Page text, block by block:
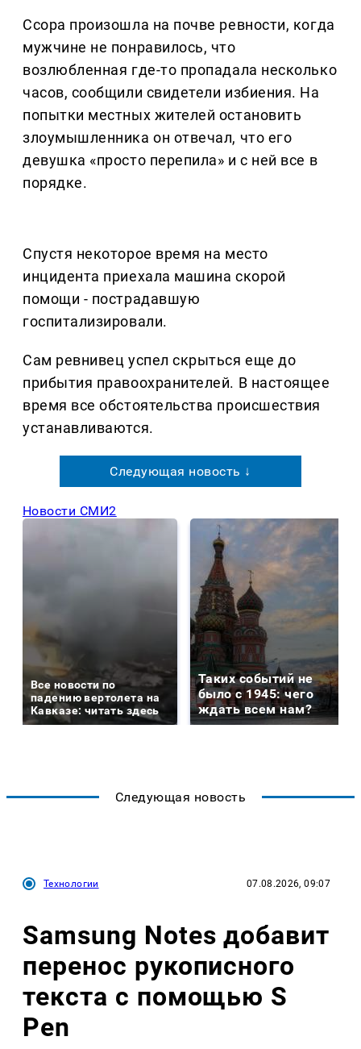
Ссора произошла на почве ревности, когда
мужчине не понравилось, что
возлюбленная где-то пропадала несколько
часов, сообщили свидетели избиения. На
попытки местных жителей остановить
злоумышленника он отвечал, что его
девушка «просто перепила» и с ней все в
порядке.
Спустя некоторое время на место
инцидента приехала машина скорой
помощи - пострадавшую
госпитализировали.
Сам ревнивец успел скрыться еще до
прибытия правоохранителей. В настоящее
время все обстоятельства происшествия
устанавливаются.
Следующая новость ↓
Новости СМИ2
Все новости по
падению вертолета на
Кавказе: читать здесь
Таких событий не
было с 1945: чего
ждать всем нам?
Следующая новость
Технологии 07.08.2026, 09:07
Samsung Notes добавит
перенос рукописного
текста с помощью S
Pen